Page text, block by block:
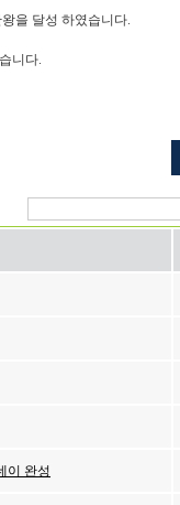
을 달성 하였습니다.
니다.
이 완성